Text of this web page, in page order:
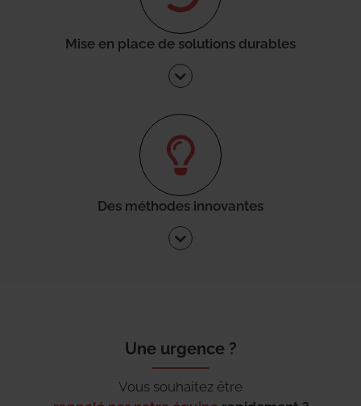
Mise en place de solutions durables
Des méthodes innovantes
Une urgence ?
Vous souhaitez être